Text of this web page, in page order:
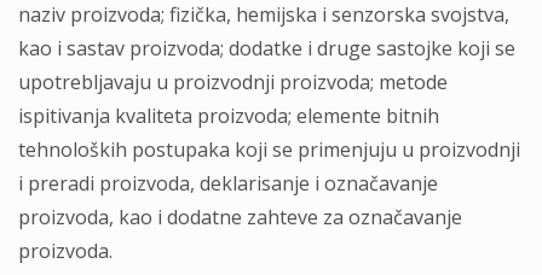
naziv proizvoda; fizička, hemijska i senzorska svojstva,
kao i sastav proizvoda; dodatke i druge sastojke koji se
upotreblјavaju u proizvodnji proizvoda; metode
ispitivanja kvaliteta proizvoda; elemente bitnih
tehnoloških postupaka koji se primenjuju u proizvodnji
i preradi proizvoda, deklarisanje i označavanje
proizvoda, kao i dodatne zahteve za označavanje
proizvoda.